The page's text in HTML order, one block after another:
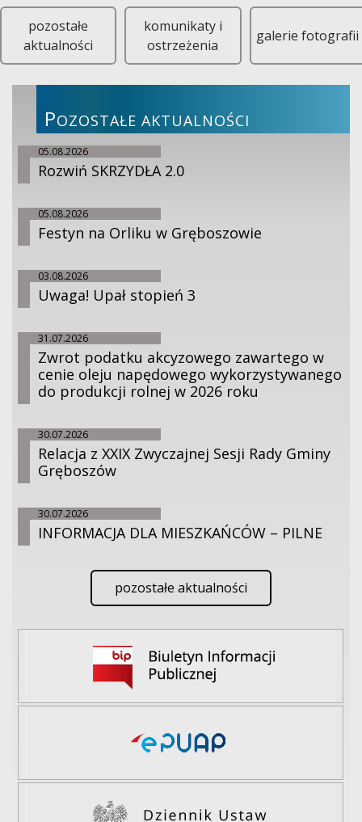
pozostałe
aktualności
komunikaty i
ostrzeżenia
galerie fotografii
POZOSTAŁE AKTUALNOŚCI
05.08.2026
Rozwiń SKRZYDŁA 2.0
05.08.2026
Festyn na Orliku w Gręboszowie
03.08.2026
Uwaga! Upał stopień 3
31.07.2026
Zwrot podatku akcyzowego zawartego w
cenie oleju napędowego wykorzystywanego
do produkcji rolnej w 2026 roku
30.07.2026
Relacja z XXIX Zwyczajnej Sesji Rady Gminy
Gręboszów
30.07.2026
INFORMACJA DLA MIESZKAŃCÓW – PILNE
pozostałe aktualności